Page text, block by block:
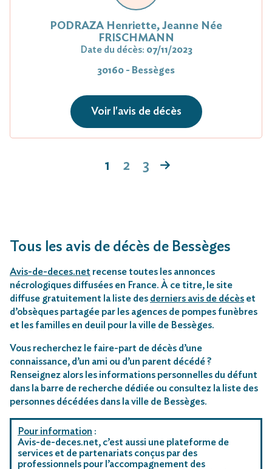
PODRAZA Henriette, Jeanne Née
FRISCHMANN
Date du décès: 07/11/2023
30160 - Bessèges
Voir l'avis de décès
1 2 3
Tous les avis de décès de Bessèges
Avis-de-deces.net recense toutes les annonces
nécrologiques diffusées en France. À ce titre, le site
diffuse gratuitement la liste des derniers avis de décès et
d’obsèques partagée par les agences de pompes funèbres
et les familles en deuil pour la ville de Bessèges.
Vous recherchez le faire-part de décès d’une
connaissance, d’un ami ou d’un parent décédé ?
Renseignez alors les informations personnelles du défunt
dans la barre de recherche dédiée ou consultez la liste des
personnes décédées dans la ville de Bessèges.
Pour information :
Avis-de-deces.net, c’est aussi une plateforme de
services et de partenariats conçus par des
professionnels pour l’accompagnement des